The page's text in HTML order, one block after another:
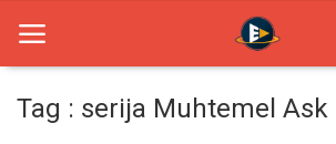
Tag : serija Muhtemel Ask